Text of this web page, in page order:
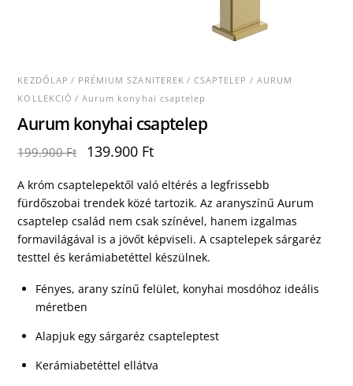
KEZDŐLAP / PRÉMIUM SZANITEREK /CSAPTELEP / AURUM
KOLLEKCIÓ / Aurum konyhai csaptelep
Aurum konyhai csaptelep
199.900Ft
Original
was:
199.900 Ft.
139.900 FtCurrent
is:
139.900 Ft.
A króm csaptelepektől való eltérés a legfrissebb
fürdőszobai trendek közé tartozik. Az aranyszínű Aurum
csaptelep család nem csak színével, hanem izgalmas
formavilágával is a jövőt képviseli. A csaptelepek sárgaréz
testtel és kerámiabetéttel készülnek.
Fényes, arany színű felület, konyhai mosdóhoz ideális
méretben
Alapjuk egy sárgaréz csapteleptest
Kerámiabetéttel ellátva